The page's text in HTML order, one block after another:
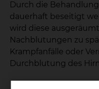
Durch die
dauerhaft beseitigt
wird diese
Nachblutungen zu
Krampfanfälle oder
Durchblutung des